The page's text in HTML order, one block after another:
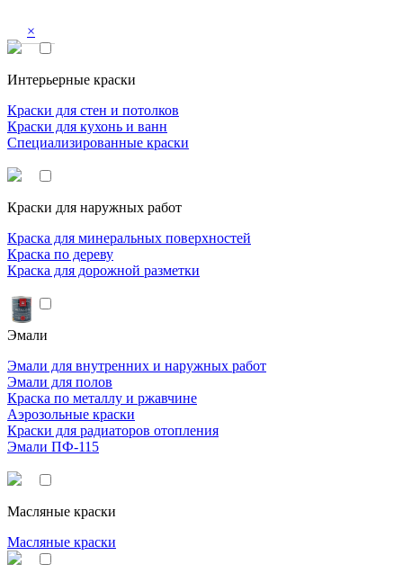
×
Интерьерные краски
Краски для стен и потолков
Краски для кухонь и ванн
Специализированные краски
Краски для наружных работ
Краска для минеральных поверхностей
Краска по дереву
Краска для дорожной разметки
Эмали
Эмали для внутренних и наружных работ
Эмали для полов
Краска по металлу и ржавчине
Аэрозольные краски
Краски для радиаторов отопления
Эмали ПФ-115
Масляные краски
Масляные краски